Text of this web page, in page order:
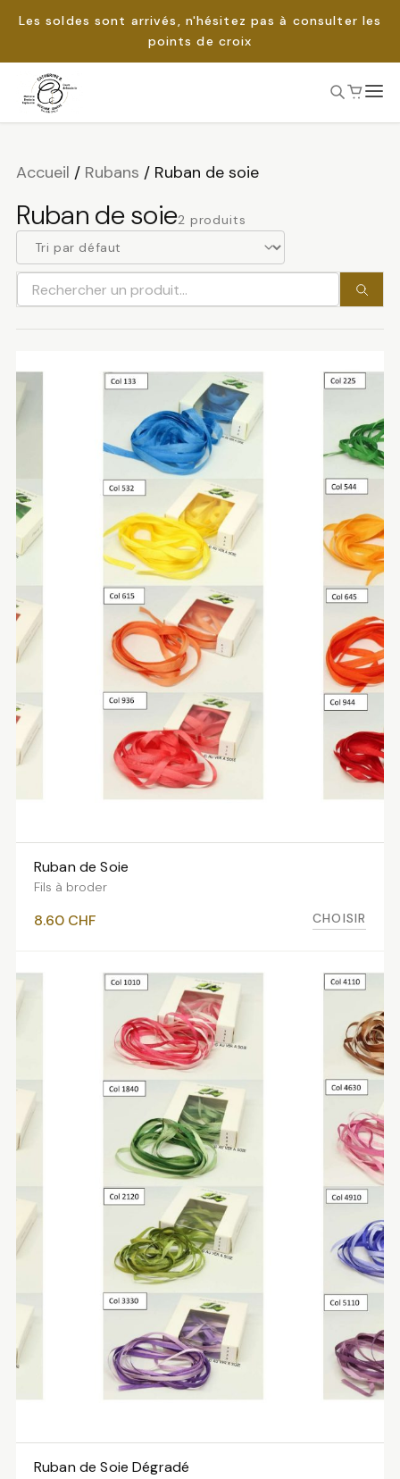
Les soldes sont arrivés, n'hésitez pas à consulter les
points de croix
Passer
Accueil / Rubans / Ruban de soie
Ruban de soie2 produits
Rechercher
un
Ruban de Soie
Fils à broder
8.60 CHF CHOISIR
VOIR LES VARIANTES
Ruban de Soie Dégradé